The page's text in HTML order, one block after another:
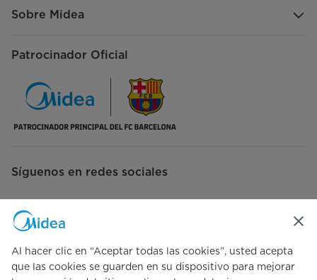
Sobre Midea
Patrocinador Oficial
Síguenos en redes sociales
Simply ideal
Al hacer clic en “Aceptar todas las cookies”, usted acepta
que las cookies se guarden en su dispositivo para mejorar